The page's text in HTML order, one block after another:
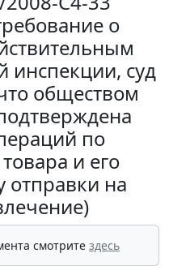
о
инспекции, суд
обществом
по
и его
отправки на
смотрите здесь